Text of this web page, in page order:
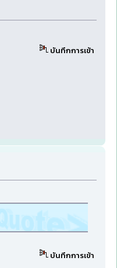
บันทึกการเข้า
บันทึกการเข้า